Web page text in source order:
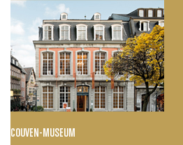
COUVEN-MUSEUM